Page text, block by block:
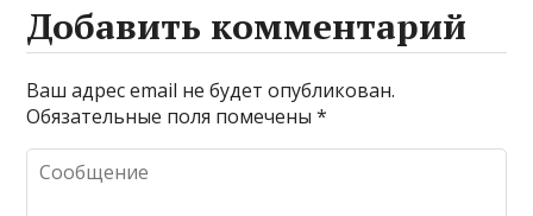
Добавить комментарий
Ваш адрес email не будет опубликован.
Обязательные поля помечены*